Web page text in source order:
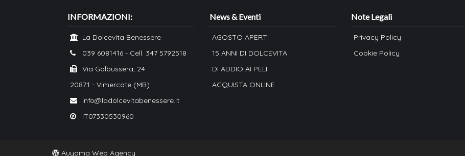
INFORMAZIONI:
La Dolcevita Benessere
039 6081416 - Cell. 347 5792518
Via Galbussera, 24
20871 - Vimercate (MB)
info@ladolcevitabenessere.it
IT07330530960
News & Eventi
AGOSTO APERTI
15 ANNI DI DOLCEVITA
DI ADDIO AI PELI
ACQUISTA ONLINE
Note Legali
Privacy Policy
Cookie Policy
Auyama Web Agency